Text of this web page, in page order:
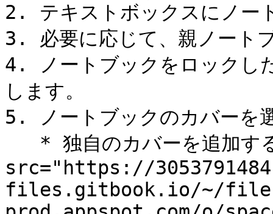
2. テキストボックスにノー
3. 必要に応じて、親ノート
4. ノートブックをロックし
します。
5. ノートブックのカバーを
src="https://
files.gitbook.io/~/